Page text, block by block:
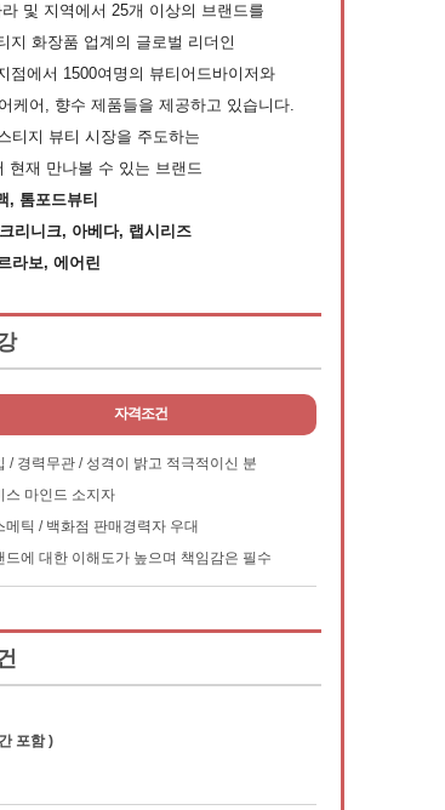
및 지역에서 25개 이상의 브랜드를
지 화장품 업계의 글로벌 리더인
에서 1500여명의 뷰티어드바이저와
케어, 향수 제품들을 제공하고 있습니다.
티지 뷰티 시장을 주도하는
현재 만나볼 수 있는 브랜드
, 톰포드뷰티
리니크, 아베다, 랩시리즈
라보, 에어린
자격조건
/ 경력무관 / 성격이 밝고 적극적이신 분
스 마인드 소지자
메틱 / 백화점 판매경력자 우대
드에 대한 이해도가 높으며 책임감은 필수
포함 )